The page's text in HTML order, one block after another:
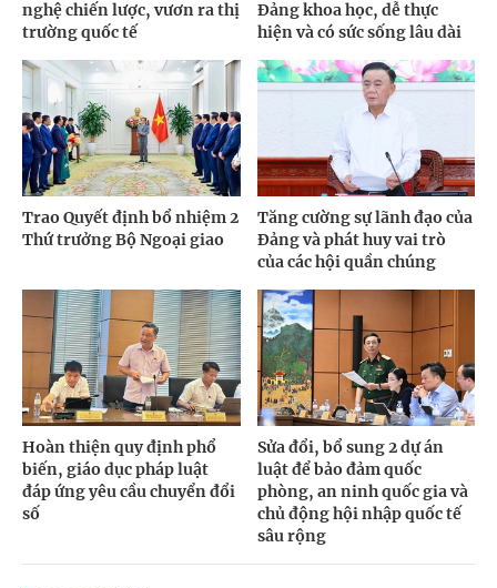
nghệ chiến lược, vươn ra thị
trường quốc tế
Đảng khoa học, dễ thực
hiện và có sức sống lâu dài
Trao Quyết định bổ nhiệm 2
Thứ trưởng Bộ Ngoại giao
Tăng cường sự lãnh đạo của
Đảng và phát huy vai trò
của các hội quần chúng
Hoàn thiện quy định phổ
biến, giáo dục pháp luật
đáp ứng yêu cầu chuyển đổi
số
Sửa đổi, bổ sung 2 dự án
luật để bảo đảm quốc
phòng, an ninh quốc gia và
chủ động hội nhập quốc tế
sâu rộng